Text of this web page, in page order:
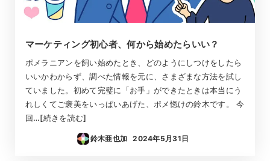
マーケティング初心者、何から始めたらいい？
ポメラニアンを飼い始めたとき、どのようにしつけをしたら
いいかわからず、調べた情報を元に、さまざまな方法を試し
ていました。初めて完璧に「お手」ができたときは本当にう
れしくてご褒美をいっぱいあげた、ポメ惚けの鈴木です。 今
回…[続きを読む]
鈴木亜也加
投稿日
2024年5月31日